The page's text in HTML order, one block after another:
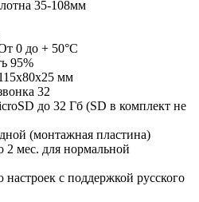
35-108мм
0 до + 50°С
95%
мм
32
до 32 Гб (SD в комплект не
(монтажная пластина)
2 мес. для нормальной
с поддержкой русского